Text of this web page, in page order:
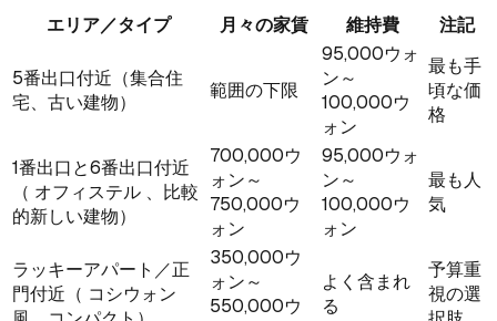
エリア／タイプ 月々の家賃 維持費 注記
5番出口付近（集合住
宅、古い建物）
範囲の下限
95,000ウォ
ン～
100,000ウ
ォン
最も手
頃な価
格
1番出口と6番出口付近
（ オフィステル 、比較
的新しい建物）
700,000ウ
ォン～
750,000ウ
ォン
95,000ウォ
ン～
100,000ウ
ォン
最も人
気
ラッキーアパート／正
門付近（ コシウォン
350,000ウ
ォン～
550,000ウ
よく含まれ
る
予算重
視の選